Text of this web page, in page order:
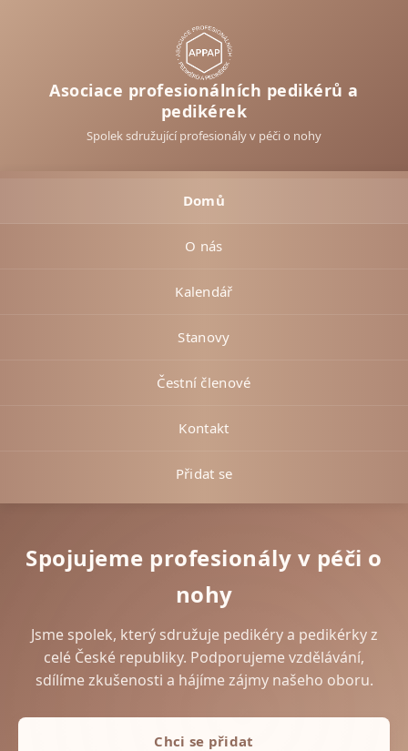
Asociace profesionálních pedikérů a
pedikérek
Spolek sdružující profesionály v péči o nohy
Domů
O nás
Kalendář
Stanovy
Čestní členové
Kontakt
Přidat se
Spojujeme profesionály v péči o
nohy
Jsme spolek, který sdružuje pedikéry a pedikérky z
celé České republiky. Podporujeme vzdělávání,
sdílíme zkušenosti a hájíme zájmy našeho oboru.
Chci se přidat